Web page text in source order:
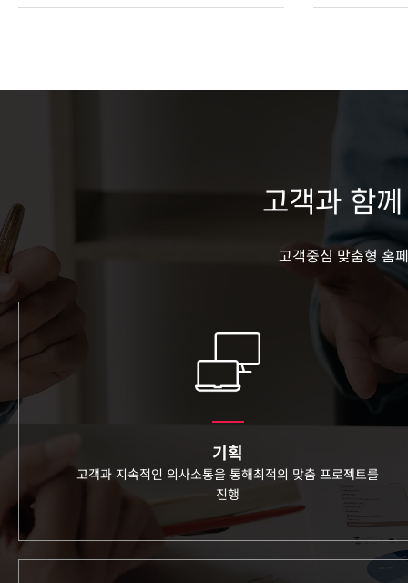
고객과 함
고객중심 맞춤형 홈
기획
고객과 지속적인 의사소통을 통해최적의 맞춤 프로젝트를
진행